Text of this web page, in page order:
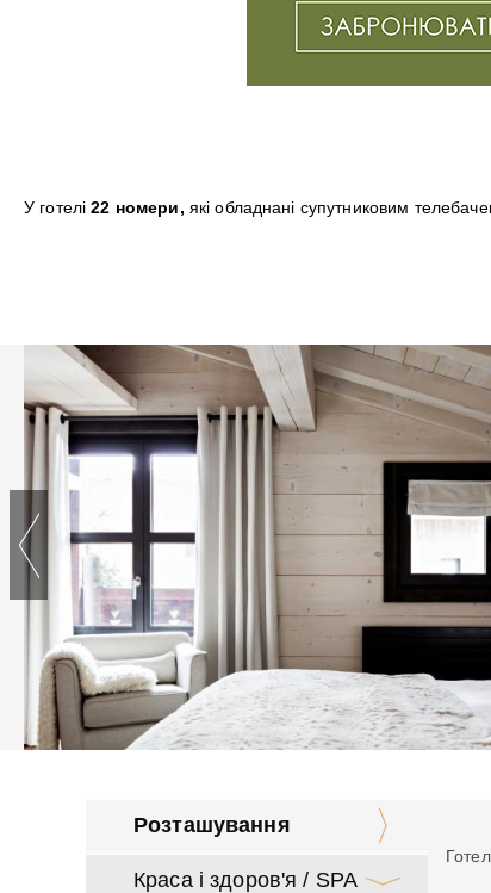
У готелі22 номери, які обладнані супутниковим
Розташування
Краса і здоров'я / SPA